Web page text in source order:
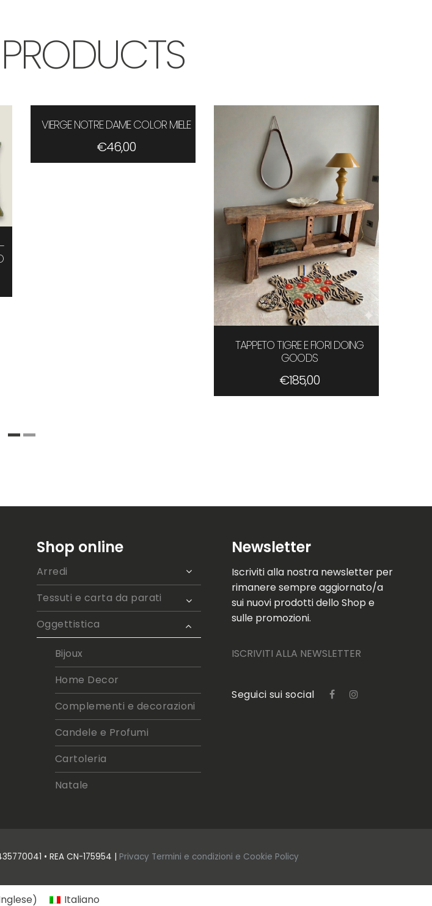
VIERGE NOTRE DAME COLOR MIELE
€46,00
TAPPETO TIGRE E FIORI DOING
GOODS
€185,00
Shop online
Arredi
Tessuti e carta da parati
Oggettistica
Bijoux
Home Decor
Complementi e decorazioni
Candele e Profumi
Cartoleria
Natale
Newsletter
Iscriviti alla nostra newsletter per
rimanere sempre aggiornato/a
sui nuovi prodotti dello Shop e
sulle promozioni.
ISCRIVITI ALLA NEWSLETTER
Seguici sui social
• REA CN-175954 | Privacy Termini e condizioni e Cookie Policy
) Italiano